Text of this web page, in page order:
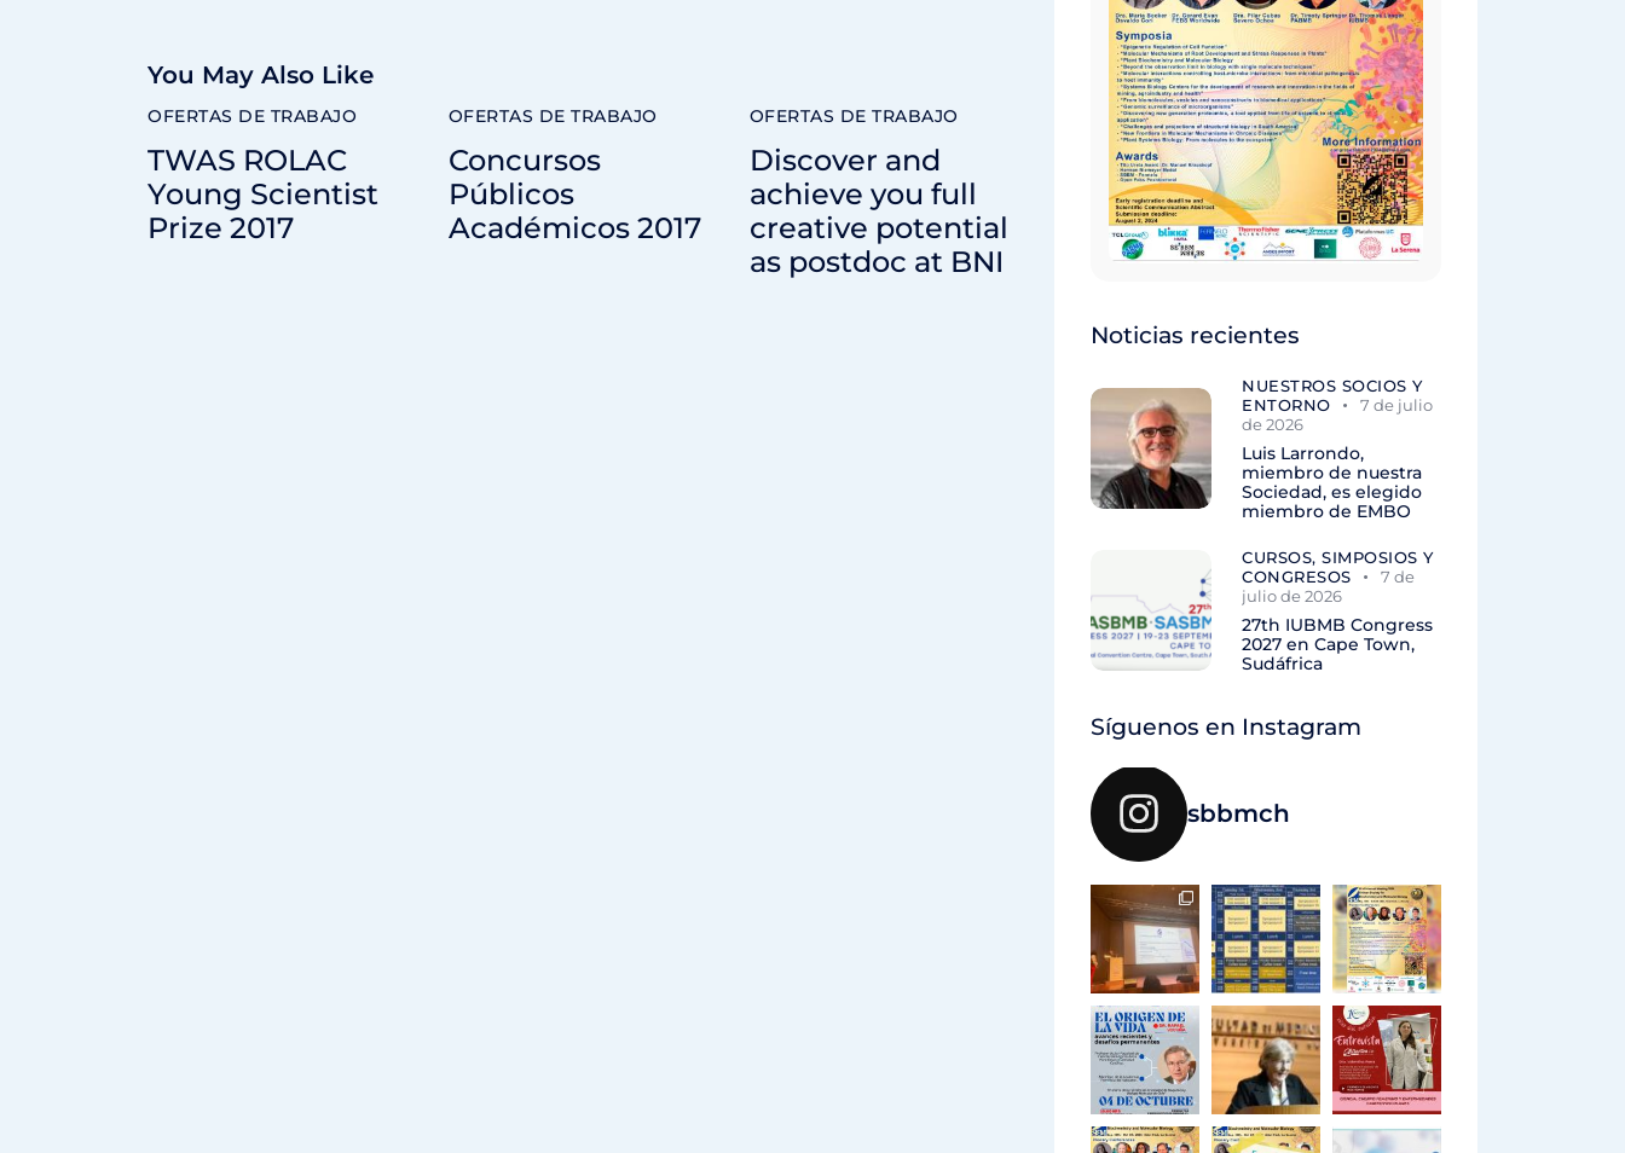
You May Also Like
OFERTAS DE TRABAJO
TWAS ROLAC
Young Scientist
Prize 2017
OFERTAS DE TRABAJO
Concursos
Públicos
Académicos 2017
OFERTAS DE TRABAJO
Discover and
achieve you full
creative potential
as postdoc at BNI
Noticias recientes
NUESTROS SOCIOS Y
ENTORNO
7 de julio
de 2026
Luis Larrondo,
miembro de nuestra
Sociedad, es elegido
miembro de EMBO
CURSOS, SIMPOSIOS Y
CONGRESOS
7 de
julio de 2026
27th IUBMB Congress
2027 en Cape Town,
Sudáfrica
Síguenos en Instagram
sbbmch